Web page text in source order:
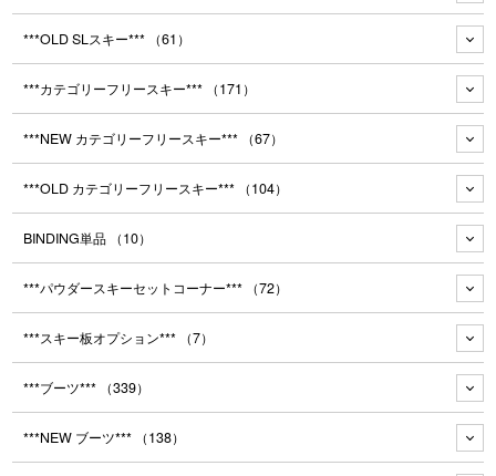
***OLD SLスキー*** （61）
***カテゴリーフリースキー*** （171）
***NEW カテゴリーフリースキー*** （67）
***OLD カテゴリーフリースキー*** （104）
BINDING単品 （10）
***パウダースキーセットコーナー*** （72）
***スキー板オプション*** （7）
***ブーツ*** （339）
***NEW ブーツ*** （138）